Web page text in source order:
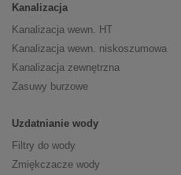
Kanalizacja
Kanalizacja wewn. HT
Kanalizacja wewn. niskoszumowa
Kanalizacja zewnętrzna
Zasuwy burzowe
Uzdatnianie wody
Filtry do wody
Zmiękczacze wody